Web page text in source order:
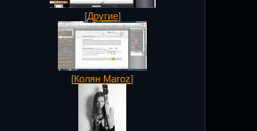
[Другие]
[Колян Maroz]